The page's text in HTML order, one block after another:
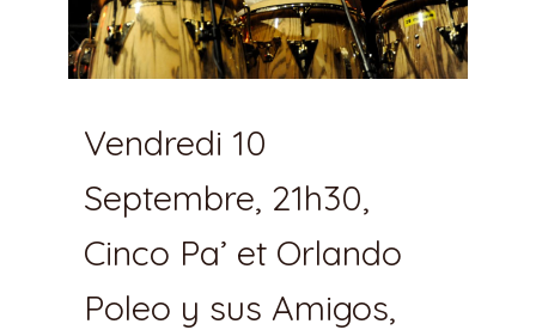
Vendredi 10
Septembre, 21h30,
Cinco Pa’ et Orlando
Poleo y sus Amigos,